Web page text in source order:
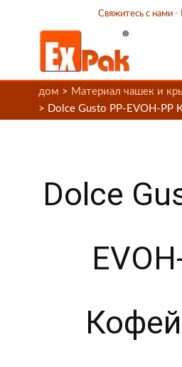
Свяжитесь с нами -
дом > Материал чашек и
> Dolce Gusto PP-EVOH-PP
Dolce